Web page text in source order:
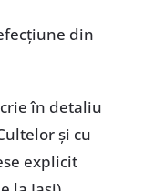
din
în detaliu
și cu
explicit